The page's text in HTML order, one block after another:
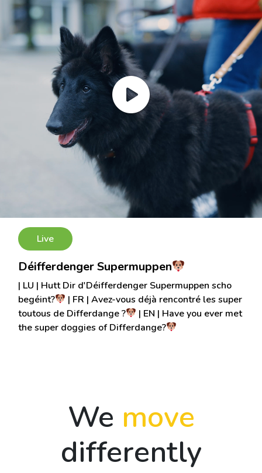
Live
Déifferdenger Supermuppen
| LU | Hutt Dir d'Déifferdenger Supermuppen scho
begéint?
| FR | Avez-vous déjà rencontré les super
toutous de Differdange ?
| EN | Have you ever met
the super doggies of Differdange?
We move
differently